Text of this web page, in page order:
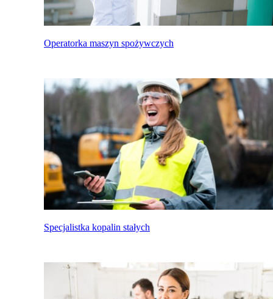
Operatorka maszyn spożywczych
Specjalistka kopalin stałych